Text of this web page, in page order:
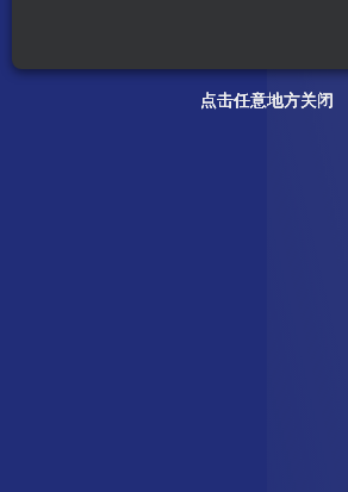
点击任意地方关闭
点击任意地方关闭
点击任意地方关闭
点击任意地方关闭